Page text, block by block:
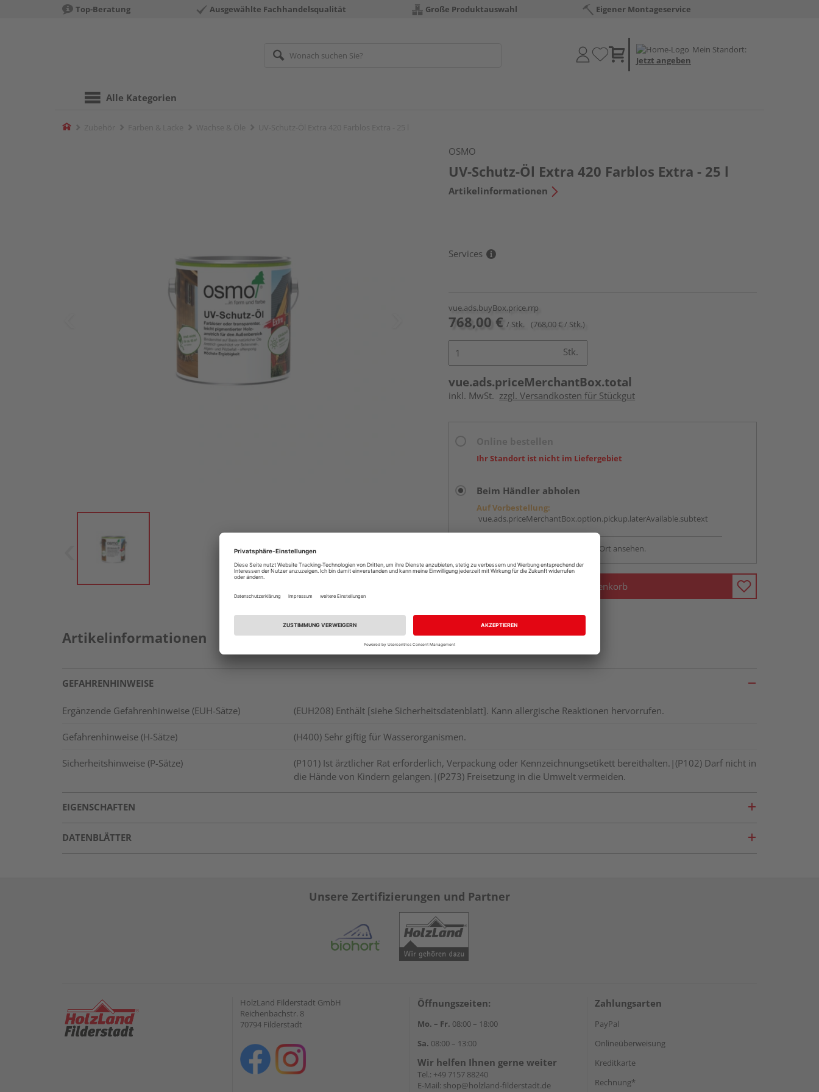
Top-Beratung Ausgewählte Fachhandelsqualität Große Produktauswahl Eigener Montageservice
Mein Standort:
Jetzt angeben
Alle Kategorien
Home
OSMO
UV-Schutz-Öl Extra 420 Farblos Extra - 25 l
Artikelinformationen
Services
vue.ads.buyBox.price.rrp
768,00 € / Stk. (768,00 € / Stk.)
Stk.
vue.ads.priceMerchantBox.total
inkl. MwSt. zzgl. Versandkosten für Stückgut
Ihr Standort ist nicht im Liefergebiet
Beim Händler abholen
Auf Vorbestellung:
vue.ads.priceMerchantBox.option.pickup.laterAvailable.subtext
Verfügbar in der Ausstellung - vor Ort ansehen.
In den Warenkorb
Artikelinformationen
GEFAHRENHINWEISE
Ergänzende Gefahrenhinweise (EUH-Sätze) (EUH208) Enthält [siehe Sicherheitsdatenblatt]. Kann allergische Reaktionen hervorrufen.
Gefahrenhinweise (H-Sätze) (H400) Sehr giftig für Wasserorganismen.
Sicherheitshinweise (P-Sätze)
(P101) Ist ärztlicher Rat erforderlich, Verpackung oder Kennzeichnungsetikett bereithalten.|(P102) Darf nicht in
die Hände von Kindern gelangen.|(P273) Freisetzung in die Umwelt vermeiden.
EIGENSCHAFTEN
DATENBLÄTTER
Unsere Zertifizierungen und Partner
HolzLand Filderstadt GmbH
Reichenbachstr. 8
70794 Filderstadt
Öffnungszeiten:
Mo. – Fr. 08:00 – 18:00
Sa. 08:00 – 13:00
Wir helfen Ihnen gerne weiter
Tel.: +49 7157 88240
E-Mail: shop@holzland-filderstadt.de
Zahlungsarten
PayPal
Onlineüberweisung
Kreditkarte
Rechnung*